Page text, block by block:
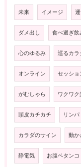
未来 イメージ
ダメ出し 食べ過ぎ飲
心のゆるみ 巡るカラ
オンライン セッショ
がむしゃら ワクワク
頭皮カチカチ リンパ
カラダのサイン 動か
静電気 お腹ペタンコ